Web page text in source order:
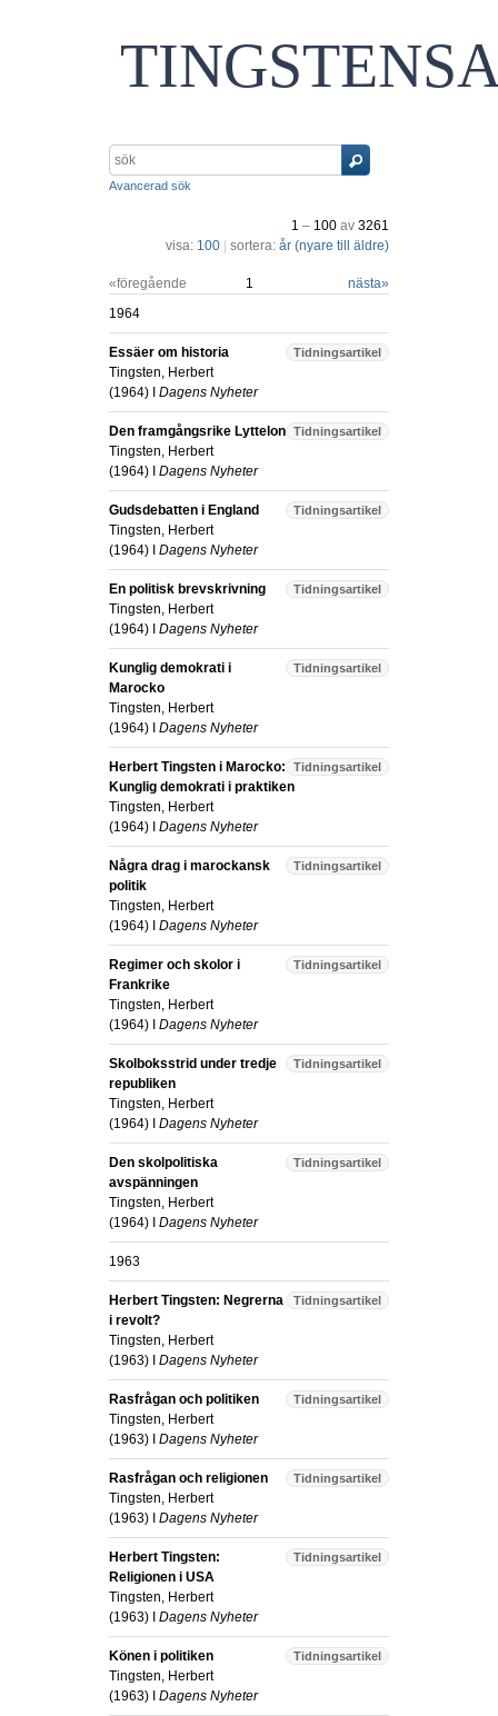
Avancerad sök
1 – 100 av 3261
visa: 100 sortera: år (nyare till äldre)
«föregående 1 nästa»
1964
Tidningsartikel
Essäer om historia
Tingsten, Herbert
(1964) I Dagens Nyheter
Tidningsartikel
Den framgångsrike Lyttelon
Tingsten, Herbert
(1964) I Dagens Nyheter
Tidningsartikel
Gudsdebatten i England
Tingsten, Herbert
(1964) I Dagens Nyheter
Tidningsartikel
En politisk brevskrivning
Tingsten, Herbert
(1964) I Dagens Nyheter
Tidningsartikel
Kunglig demokrati i
Marocko
Tingsten, Herbert
(1964) I Dagens Nyheter
Tidningsartikel
Herbert Tingsten i Marocko:
Kunglig demokrati i praktiken
Tingsten, Herbert
(1964) I Dagens Nyheter
Tidningsartikel
Några drag i marockansk
politik
Tingsten, Herbert
(1964) I Dagens Nyheter
Tidningsartikel
Regimer och skolor i
Frankrike
Tingsten, Herbert
(1964) I Dagens Nyheter
Tidningsartikel
Skolboksstrid under tredje
republiken
Tingsten, Herbert
(1964) I Dagens Nyheter
Tidningsartikel
Den skolpolitiska
avspänningen
Tingsten, Herbert
(1964) I Dagens Nyheter
1963
Tidningsartikel
Herbert Tingsten: Negrerna
i revolt?
Tingsten, Herbert
(1963) I Dagens Nyheter
Tidningsartikel
Rasfrågan och politiken
Tingsten, Herbert
(1963) I Dagens Nyheter
Tidningsartikel
Rasfrågan och religionen
Tingsten, Herbert
(1963) I Dagens Nyheter
Tidningsartikel
Herbert Tingsten:
Religionen i USA
Tingsten, Herbert
(1963) I Dagens Nyheter
Tidningsartikel
Könen i politiken
Tingsten, Herbert
(1963) I Dagens Nyheter